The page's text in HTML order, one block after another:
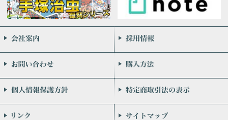
会社案内
お問い合わせ
個人情報保護方針
リンク